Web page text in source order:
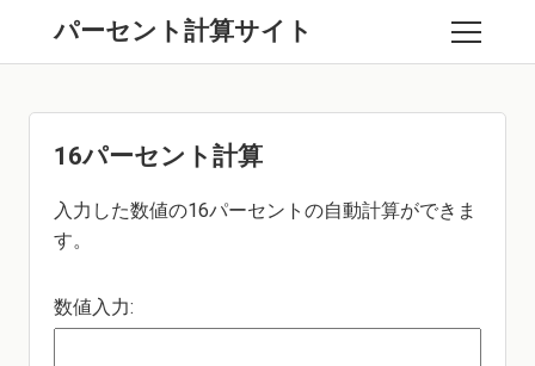
パーセント計算サイト
16パーセント計算
入力した数値の16パーセントの自動計算ができま
す。
数値入力: